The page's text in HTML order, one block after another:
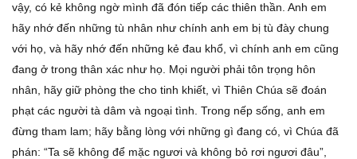
vậy, có kẻ không ngờ mình đã đón tiếp các thiên thần. Anh em
hãy nhớ đến những tù nhân như chính anh em bị tù đày chung
với họ, và hãy nhớ đến những kẻ đau khổ, vì chính anh em cũng
đang ở trong thân xác như họ. Mọi người phải tôn trọng hôn
nhân, hãy giữ phòng the cho tinh khiết, vì Thiên Chúa sẽ đoán
phạt các người tà dâm và ngoại tình. Trong nếp sống, anh em
đừng tham lam; hãy bằng lòng với những gì đang có, vì Chúa đã
phán: “Ta sẽ không để mặc ngươi và không bỏ rơi ngươi đâu”,